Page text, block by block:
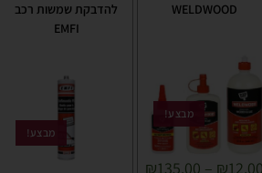
WELDWOOD
מבצע!
₪12.00
–
₪135.00
להדבקת שמשות רכב
EMFI
מבצע!